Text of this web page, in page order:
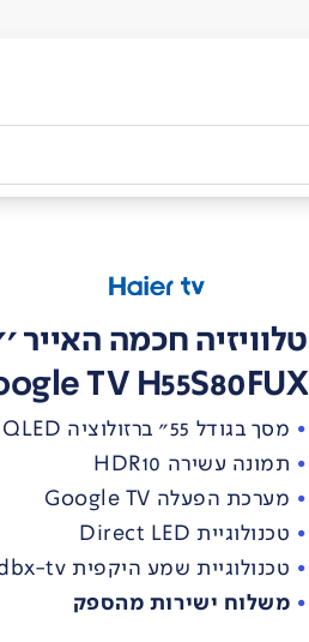
טלוויזיה חכמה האייר
TV H55S80FUX
מסך בגודל 55" ברזולוציה 4K QLED
תמונה עשירה HDR10
מערכת הפעלה Google TV
טכנולוגיית Direct LED
טכנולוגיית שמע היקפית dbx-tv
משלוח ישירות מהספק